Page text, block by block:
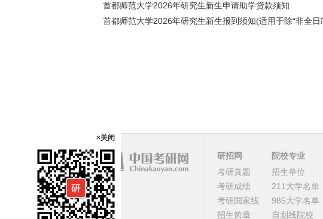
首都师范大学2026年研究生新生申请助学贷款须知
首都师范大学2026年研究生新生报到须知(适用于除“非全日
研招网
考研真题
考研成绩
考研国家线
招生简章
院校专业
招生单位
211大学名单
985大学名单
自划线院校
×关闭
课程
顶部